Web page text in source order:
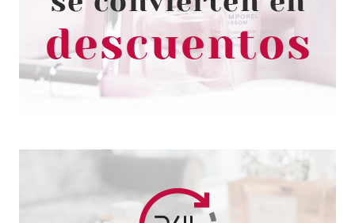
HEART CORE FRUITY
Pvr 1.99€
-20%
desde
1.59€